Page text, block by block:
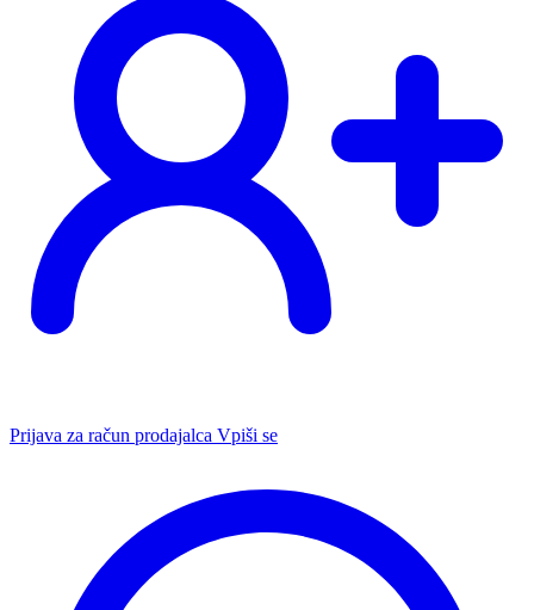
Prijava za račun prodajalca Vpiši se